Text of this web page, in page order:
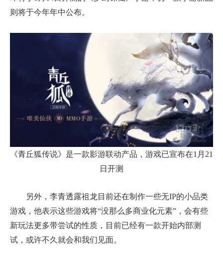
则将于今年年中公布。
《青丘狐传说》是一款影游联动产品，游戏已宣布在1月21
日开测
另外，李青透露祖龙目前还在制作一些无IP的小品类
游戏，他表示这些游戏将“没那么多商业化元素”，会有些
新玩法更多带尝试的性质，目前已经有一款开始内部测
试，或许不久就会和我们见面。